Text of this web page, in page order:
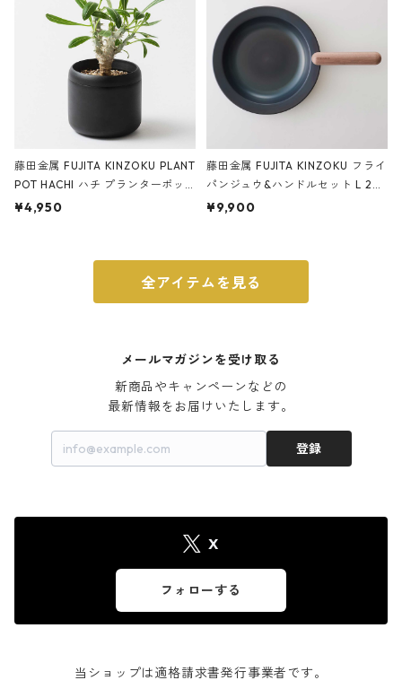
藤田金属 FUJITA KINZOKU PLANT
POT HACHI ハチ プランターポッ
ト 3号 ブラック
¥4,950
藤田金属 FUJITA KINZOKU フライ
パンジュウ&ハンドルセット L 24c
m ガス火・IH対応 鉄フライパン
¥9,900
全アイテムを見る
メールマガジンを受け取る
新商品やキャンペーンなどの
最新情報をお届けいたします。
登録
X
フォローする
当ショップは適格請求書発行事業者です。